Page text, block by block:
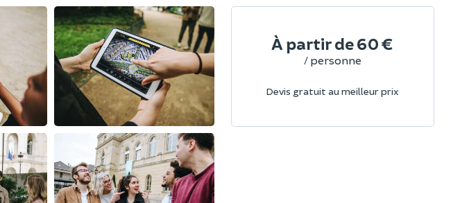
À partir de60 €
/ personne
Devis gratuit au meilleur prix